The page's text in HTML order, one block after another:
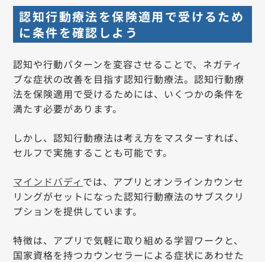
認知行動療法を保険適用で受けるため
に条件を確認しよう
認知や行動パターンを変容させることで、ネガティ
ブな症状の改善を目指す認知行動療法。認知行動療
法を保険適用で受けるためには、いくつかの条件を
満たす必要があります。
しかし、認知行動療法は考え方をマスターすれば、
セルフで実施することも可能です。
マインドバディ では、アプリとオンラインカウンセ
リングがセットになった認知行動療法のサブスクリ
プションを提供しています。
特徴は、アプリで気軽に取り組める学習ワークと、
国家資格を持つカウンセラーによる症状にあわせた